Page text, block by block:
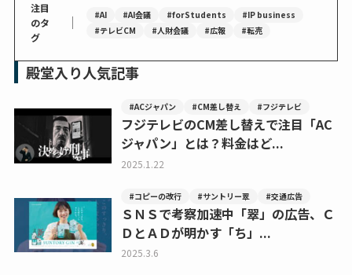
注目
のタ
グ
｜ #AI #AI会議 #forStudents
#IP business
#テレビCM
#人財会議 #広報 #転売
殿堂入り人気記事
#ACジャパン #CM差し替え #フジテレビ
フジテレビのCM差し替えで注目「AC
ジャパン」とは？料金はど...
2025.1.22
#コピーの改行 #サントリー翠 #交通広告
ＳＮＳで考察加速中「翠」の広告、Ｃ
ＤとＡＤが明かす「ち」...
2025.3.6